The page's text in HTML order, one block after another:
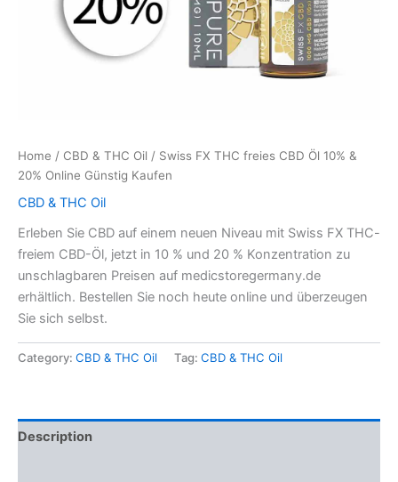
Home / CBD & THC Oil / Swiss FX THC freies CBD Öl 10% &
20% Online Günstig Kaufen
CBD & THC Oil
Erleben Sie CBD auf einem neuen Niveau mit Swiss FX THC-
freiem CBD-Öl, jetzt in 10 % und 20 % Konzentration zu
unschlagbaren Preisen auf medicstoregermany.de
erhältlich. Bestellen Sie noch heute online und überzeugen
Sie sich selbst.
Category: CBD & THC Oil Tag: CBD & THC Oil
Description